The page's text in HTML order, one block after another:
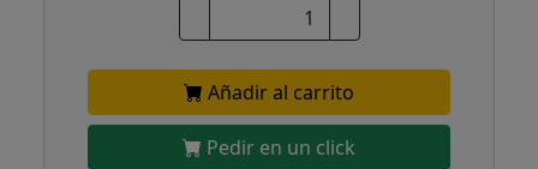
Añadir al carrito
Pedir en un click